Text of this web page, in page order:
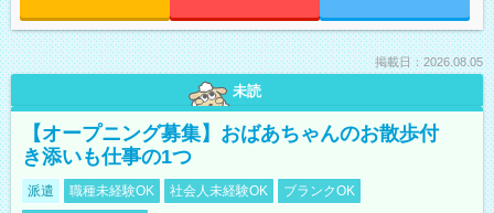
掲載日：2026.08.05
未読
【オープニング募集】おばあちゃんのお散歩付
き添いも仕事の1つ
派遣 職種未経験OK 社会人未経験OK
ブランクOK